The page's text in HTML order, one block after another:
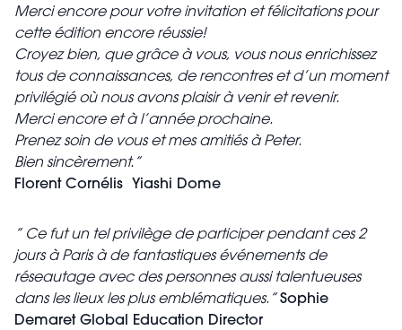
Merci encore pour votre invitation et félicitations pour
cette édition encore réussie!
Croyez bien, que grâce à vous, vous nous enrichissez
tous de connaissances, de rencontres et d’un moment
privilégié où nous avons plaisir à venir et revenir.
Merci encore et à l’année prochaine.
Prenez soin de vous et mes amitiés à Peter.
Bien sincèrement.”
Florent Cornélis Yiashi Dome
” Ce fut un tel privilège de participer pendant ces 2
jours à Paris à de fantastiques événements de
réseautage avec des personnes aussi talentueuses
dans les lieux les plus emblématiques.” Sophie
Demaret Global Education Director